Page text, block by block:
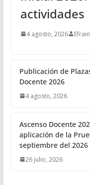
actividades
4 agosto, 2026 Efrain
Publicación de
Docente 2026
4 agosto, 2026
Ascenso Docente
aplicación de la
septiembre del 2026
26 julio, 2026